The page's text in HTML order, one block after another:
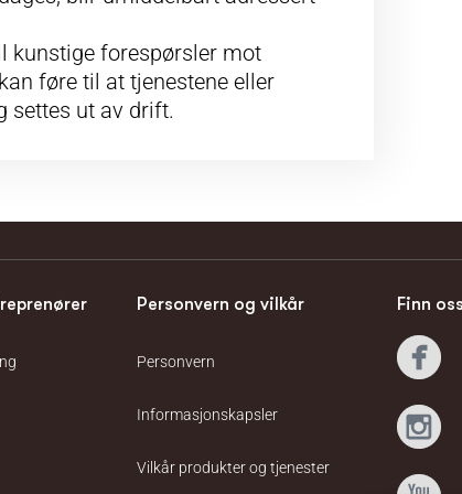
kunstige forespørsler mot
føre til at tjenestene eller
settes ut av drift.
Personvern og vilkår
Personvern
Informasjonskapsler
Vilkår produkter og tjenester
Finn